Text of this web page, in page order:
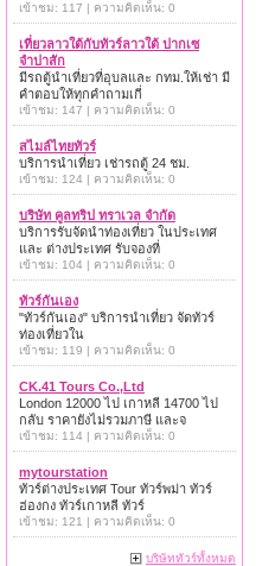
เข้าชม: 117 | ความคิดเห็น: 0
เที่ยวลาวใต้กับทัวร์ลาวใต้ ปากเซ
จำปาสัก
มีรถตู้นำเที่ยวที่อุบลและ กทม.ให้เช่า มี
คำตอบให้ทุกคำถามเกี่
เข้าชม: 147 | ความคิดเห็น: 0
สไมล์ไทยทัวร์
บริการนำเที่ยว เช่ารถตู้ 24 ชม.
เข้าชม: 124 | ความคิดเห็น: 0
บริษัท คูลทริป ทราเวล จำกัด
บริการรับจัดนำท่องเที่ยว ในประเทศ
และ ต่างประเทศ รับจองที่
เข้าชม: 104 | ความคิดเห็น: 0
ทัวร์กันเอง
"ทัวร์กันเอง" บริการนำเที่ยว จัดทัวร์
ท่องเที่ยวใน
เข้าชม: 119 | ความคิดเห็น: 0
CK.41 Tours Co.,Ltd
London 12000 ไป เกาหลี 14700 ไป
กลับ ราคายังไม่รวมภาษี และจ
เข้าชม: 114 | ความคิดเห็น: 0
mytourstation
ทัวร์ต่างประเทศ Tour ทัวร์พม่า ทัวร์
ฮ่องกง ทัวร์เกาหลี ทัวร์
เข้าชม: 121 | ความคิดเห็น: 0
บริษัททัวร์ทั้งหมด